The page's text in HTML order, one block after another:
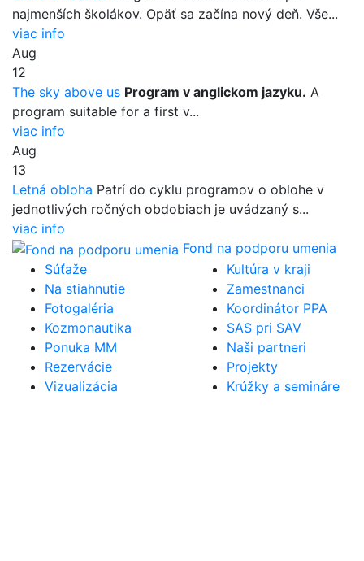
najmenších školákov. Opäť sa začína nový deň. Vše...
viac info
Aug
12
The sky above us Program v anglickom jazyku. A
program suitable for a first v...
viac info
Aug
13
Letná obloha Patrí do cyklu programov o oblohe v
jednotlivých ročných obdobiach je uvádzaný s...
viac info
Fond na podporu umenia
Súťaže
Na stiahnutie
Fotogaléria
Kozmonautika
Ponuka MM
Rezervácie
Vizualizácia
Kultúra v kraji
Zamestnanci
Koordinátor PPA
SAS pri SAV
Naši partneri
Projekty
Krúžky a semináre